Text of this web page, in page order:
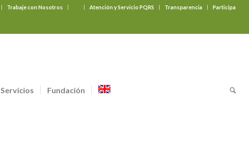
Trabaje con Nosotros Atención y Servicio PQRS Transparencia Participa
Servicios Fundación